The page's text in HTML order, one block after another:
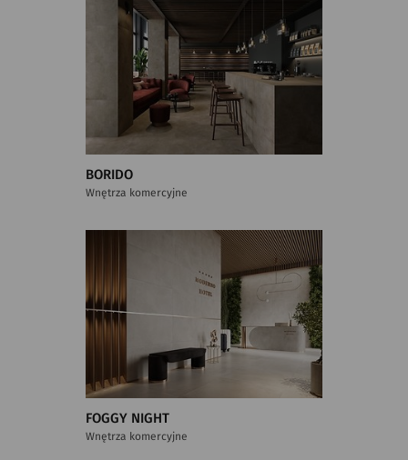
BORIDO
Wnętrza komercyjne
FOGGY NIGHT
Wnętrza komercyjne